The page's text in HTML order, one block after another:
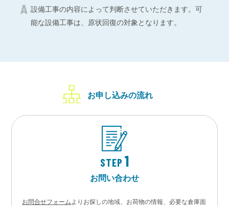
設備工事の内容によって判断させていただきます。可
能な設備工事は、原状回復の対象となります。
お申し込みの流れ
STEP 1
お問い合わせ
お問合せフォーム よりお探しの地域、お荷物の情報、必要な倉庫面